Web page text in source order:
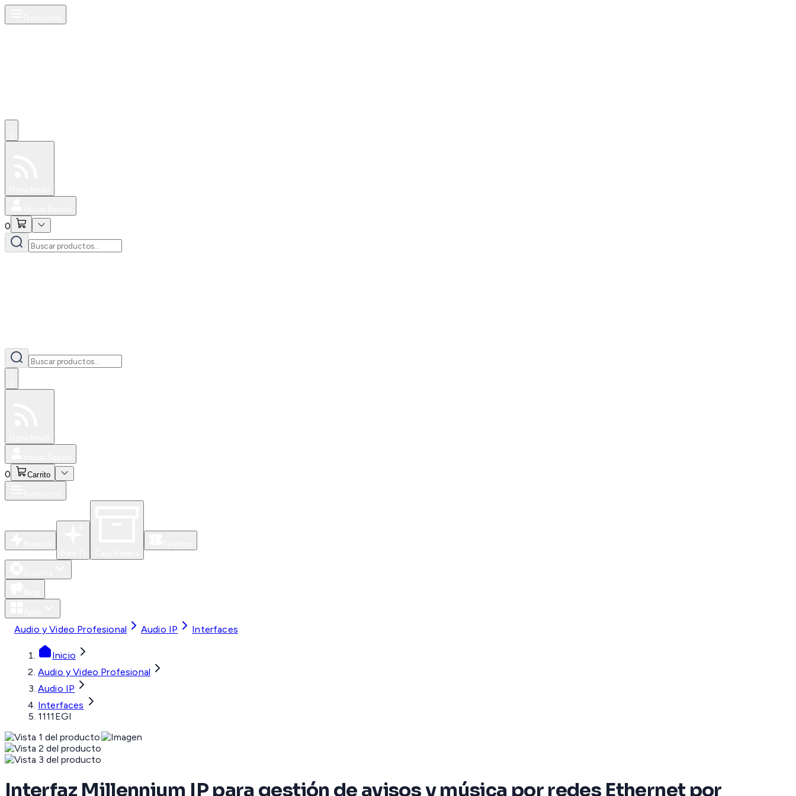
0
0 Carrito
Audio y Video Profesional Audio IP Interfaces
Inicio
Audio y Video Profesional
Audio IP
Interfaces
1111EGI
Interfaz Millennium IP para gestión de avisos y música por redes Ethernet por